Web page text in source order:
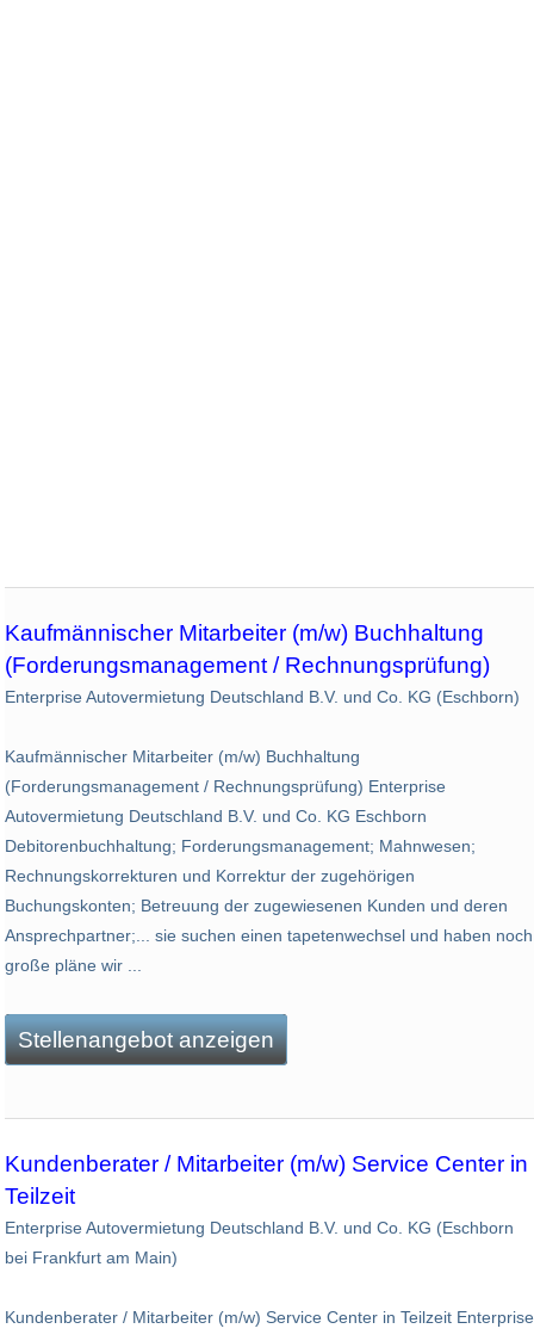
Kaufmännischer Mitarbeiter (m/w) Buchhaltung
(Forderungsmanagement / Rechnungsprüfung)
Enterprise Autovermietung Deutschland B.V. und Co. KG (Eschborn)
Kaufmännischer Mitarbeiter (m/w) Buchhaltung
(Forderungsmanagement / Rechnungsprüfung) Enterprise
Autovermietung Deutschland B.V. und Co. KG Eschborn
Debitorenbuchhaltung; Forderungsmanagement; Mahnwesen;
Rechnungskorrekturen und Korrektur der zugehörigen
Buchungskonten; Betreuung der zugewiesenen Kunden und deren
Ansprechpartner;... sie suchen einen tapetenwechsel und haben noch
große pläne wir ...
Stellenangebot anzeigen
Kundenberater / Mitarbeiter (m/w) Service Center in
Teilzeit
Enterprise Autovermietung Deutschland B.V. und Co. KG (Eschborn
bei Frankfurt am Main)
Kundenberater / Mitarbeiter (m/w) Service Center in Teilzeit Enterprise